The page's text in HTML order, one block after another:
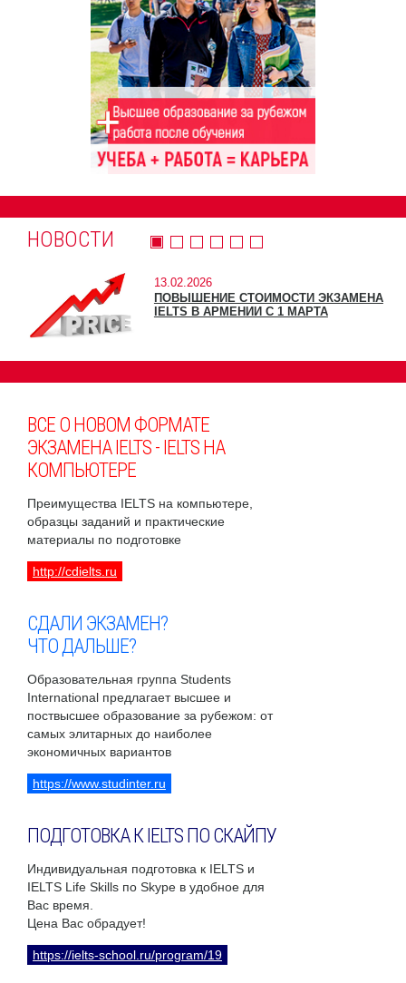
НОВОСТИ
13.02.2026
ПОВЫШЕНИЕ СТОИМОСТИ ЭКЗАМЕНА
IELTS В АРМЕНИИ С 1 МАРТА
ВСЕ О НОВОМ ФОРМАТЕ
ЭКЗАМЕНА IELTS - IELTS НА
КОМПЬЮТЕРЕ
Преимущества IELTS на компьютере,
образцы заданий и практические
материалы по подготовке
http://cdielts.ru
СДАЛИ ЭКЗАМЕН?
ЧТО ДАЛЬШЕ?
Образовательная группа Students
International предлагает высшее и
поствысшее образование за рубежом: от
самых элитарных до наиболее
экономичных вариантов
https://www.studinter.ru
ПОДГОТОВКА К IELTS ПО СКАЙПУ
Индивидуальная подготовка к IELTS и
IELTS Life Skills по Skype в удобное для
Вас время.
Цена Вас обрадует!
https://ielts-school.ru/program/19